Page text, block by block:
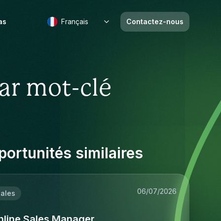
Français Contactez-nous
mot-clé
similaires
06/07/2026